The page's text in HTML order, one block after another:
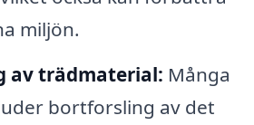
miljön.
av trädmaterial: Många
bortforsling av det